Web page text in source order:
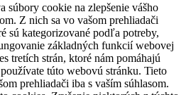
súbory cookie na zlepšenie vášho
Z nich sa vo vašom prehliadači
sú kategorizované podľa potreby,
základných funkcií webovej
tretích strán, ktoré nám pomáhajú
túto webovú stránku. Tieto
prehliadači iba s vaším súhlasom.